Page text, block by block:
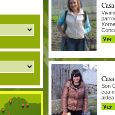
Son
coa
aldea